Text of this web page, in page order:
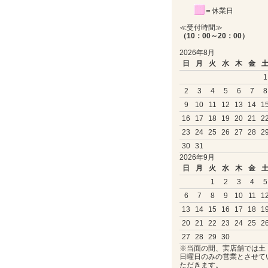
＝休業日
≪受付時間≫
（10：00～20：00）
2026年8月
日
月 火 水 木 金
土
1
2
3 4 5 6 7
8
9
10 11 12 13 14
15
16
17 18 19 20 21
22
23
24 25 26 27 28 29
30 31
2026年9月
日
月 火 水 木 金
土
1
2 3 4
5
6
7 8 9 10 11
12
13
14 15 16 17 18
19
20 21 22 23 24 25
26
27
28 29
30
※当面の間、実店舗では土
日曜日のみの営業とさせて
ただきます。